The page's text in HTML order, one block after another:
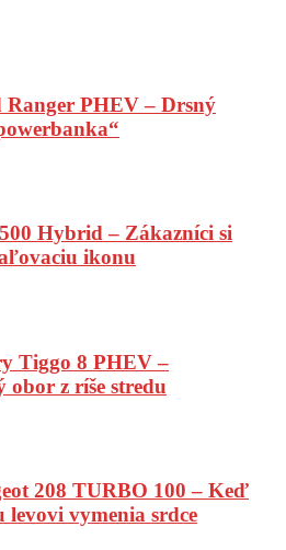
PHEV – Drsný
Hybrid – Zákazníci si
ikonu
Tiggo 8 PHEV –
obor z ríše stredu
208 TURBO 100 – Keď
levovi vymenia srdce